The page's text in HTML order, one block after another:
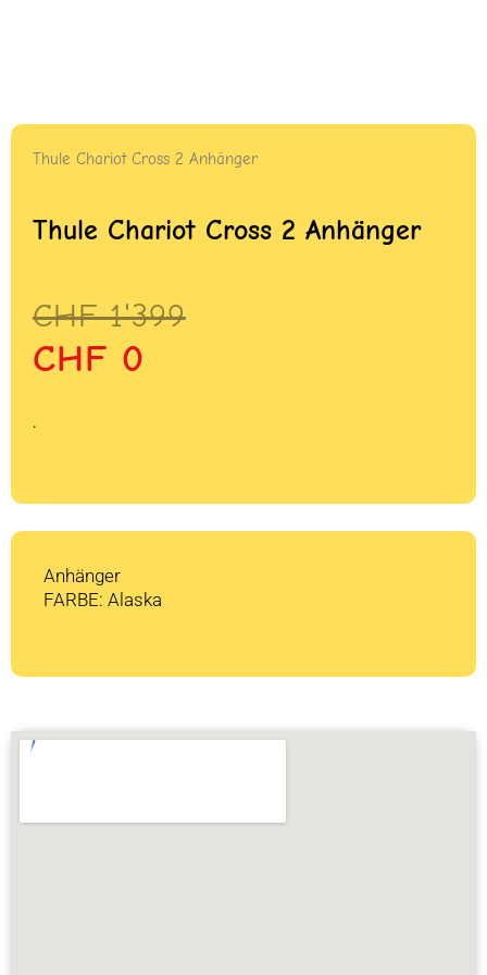
Thule Chariot Cross 2 Anhänger
Thule Chariot Cross 2 Anhänger
CHF1'399
Ursprünglicher
Preis
war:
CHF 1'399
CHF 0
Aktueller
Preis
ist:
CHF 0.
.
Anhänger
FARBE: Alaska